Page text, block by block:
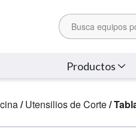
Productos
/Utensilios de Corte/